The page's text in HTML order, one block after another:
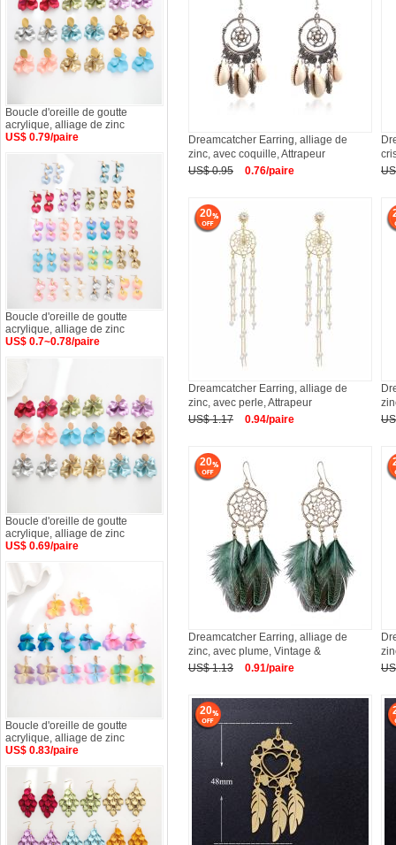
Dreamcatcher Earring, alliage de
zinc, avec coquille, Attrapeur
US$ 0.95
0.76/paire
20
Dreamcatcher Earring, alliage de
zinc, avec perle, Attrapeur
US$ 1.17
0.94/paire
20
Dreamcatcher Earring, alliage de
zinc, avec plume, Vintage &
US$ 1.13
0.91/paire
20
Boucle d'oreille de goutte
acrylique, alliage de zinc
US$ 0.79/paire
Boucle d'oreille de goutte
acrylique, alliage de zinc
US$ 0.7~0.78/paire
Boucle d'oreille de goutte
acrylique, alliage de zinc
US$ 0.69/paire
Boucle d'oreille de goutte
acrylique, alliage de zinc
US$ 0.83/paire